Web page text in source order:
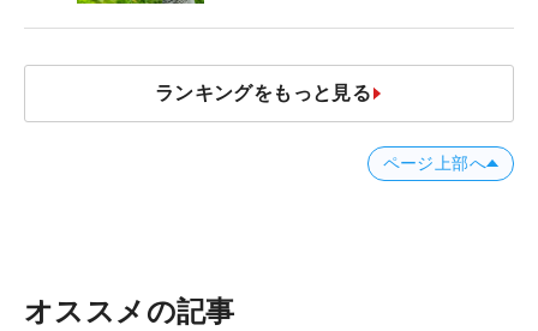
ランキングをもっと見る
ページ上部へ
オススメの記事